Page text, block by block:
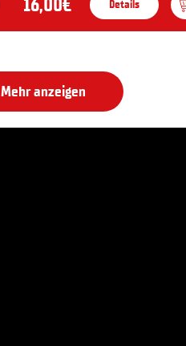
Details
Mehr anzeigen